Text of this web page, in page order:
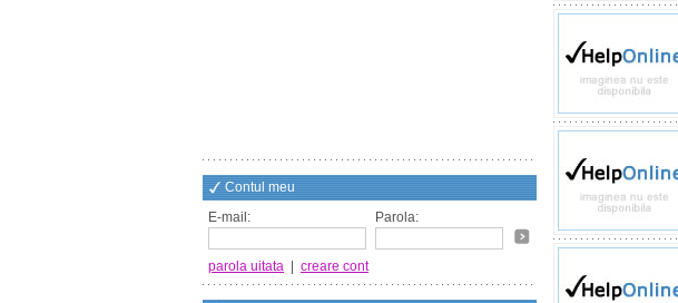
Contul meu
E-mail:
Parola:
parola uitata creare cont